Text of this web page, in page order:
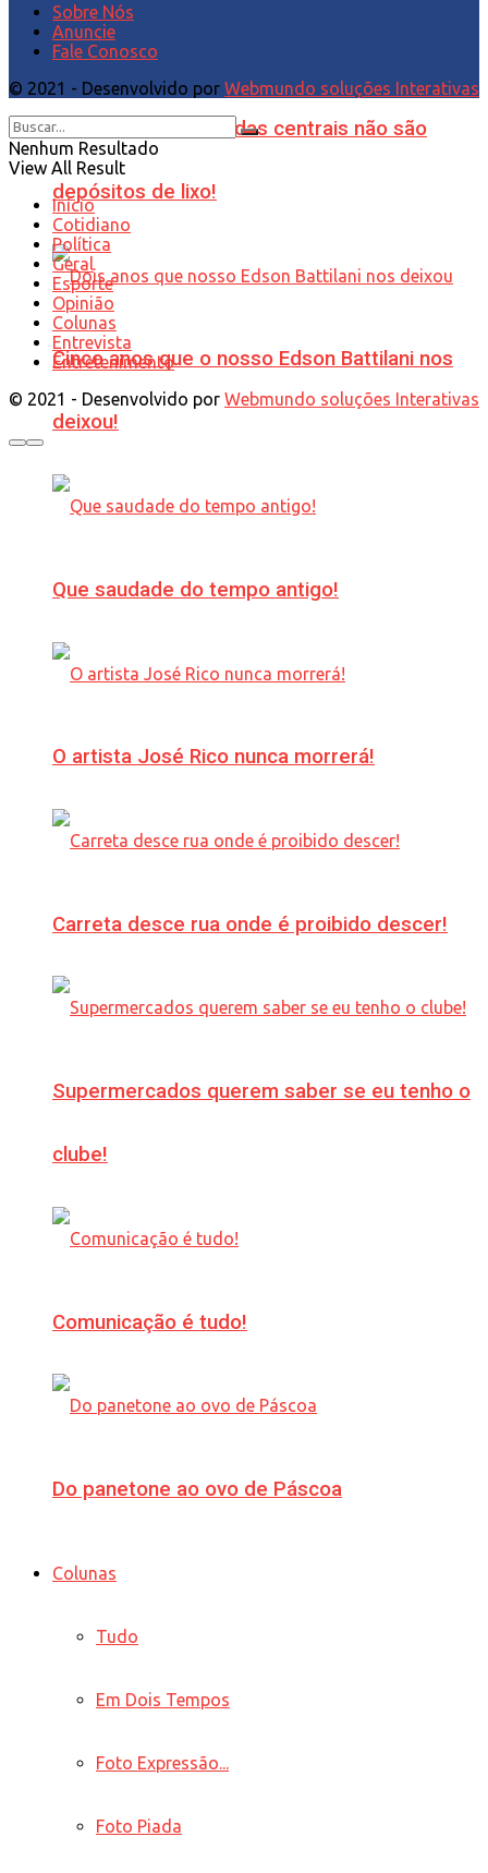
Canteiros das avenidas centrais não são
depósitos de lixo!
Cinco anos que o nosso Edson Battilani nos
deixou!
Que saudade do tempo antigo!
O artista José Rico nunca morrerá!
Carreta desce rua onde é proibido descer!
Supermercados querem saber se eu tenho o
clube!
Comunicação é tudo!
Do panetone ao ovo de Páscoa
Colunas
Tudo
Em Dois Tempos
Foto Expressão...
Foto Piada
Sobre Nós
Anuncie
Fale Conosco
© 2021 - Desenvolvido por Webmundo soluções Interativas
Nenhum Resultado
View All Result
Início
Cotidiano
Política
Geral
Esporte
Opinião
Colunas
Entrevista
Entretenimento
© 2021 - Desenvolvido por Webmundo soluções Interativas